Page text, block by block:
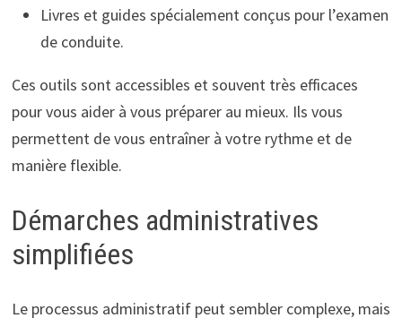
Livres et guides spécialement conçus pour l’examen
de conduite.
Ces outils sont accessibles et souvent très efficaces
pour vous aider à vous préparer au mieux. Ils vous
permettent de vous entraîner à votre rythme et de
manière flexible.
Démarches administratives
simplifiées
Le processus administratif peut sembler complexe, mais